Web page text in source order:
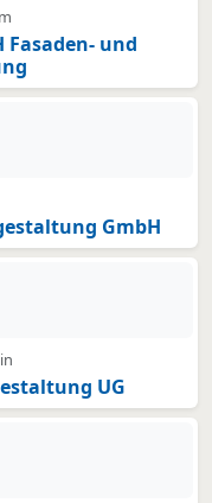
Fasaden- und
oder Logo hinterlegt
GmbH
oder Logo hinterlegt
UG
oder Logo hinterlegt